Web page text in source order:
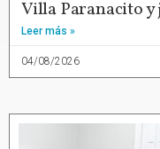
Villa Paranacito y
Leer más »
04/08/2026